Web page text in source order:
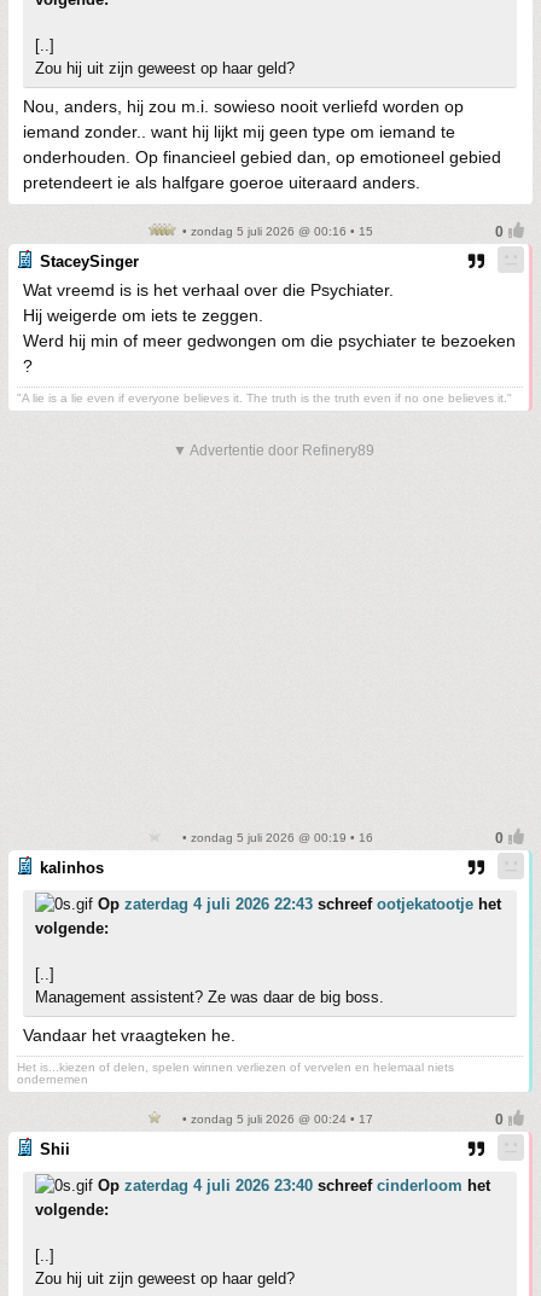
[..]
Zou hij uit zijn geweest op haar geld?
Nou, anders, hij zou m.i. sowieso nooit verliefd worden op
iemand zonder.. want hij lijkt mij geen type om iemand te
onderhouden. Op financieel gebied dan, op emotioneel gebied
pretendeert ie als halfgare goeroe uiteraard anders.
• zondag 5 juli 2026 @ 00:16 • 15
StaceySinger
Wat vreemd is is het verhaal over die Psychiater.
Hij weigerde om iets te zeggen.
Werd hij min of meer gedwongen om die psychiater te bezoeken
?
"A lie is a lie even if everyone believes it. The truth is the truth even if no one believes it."
▼ Advertentie door Refinery89
• zondag 5 juli 2026 @ 00:19 • 16
kalinhos
Op zaterdag 4 juli 2026 22:43 schreef ootjekatootje het
volgende:
[..]
Management assistent? Ze was daar de big boss.
Vandaar het vraagteken he.
Het is...kiezen of delen, spelen winnen verliezen of vervelen en helemaal niets
ondernemen
• zondag 5 juli 2026 @ 00:24 • 17
Shii
Op zaterdag 4 juli 2026 23:40 schreef cinderloom het
volgende:
[..]
Zou hij uit zijn geweest op haar geld?